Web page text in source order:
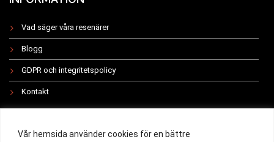
Vår hemsida använder cookies för en bättre
Vad säger våra resenärer
Blogg
GDPR och integritetspolicy
Kontakt